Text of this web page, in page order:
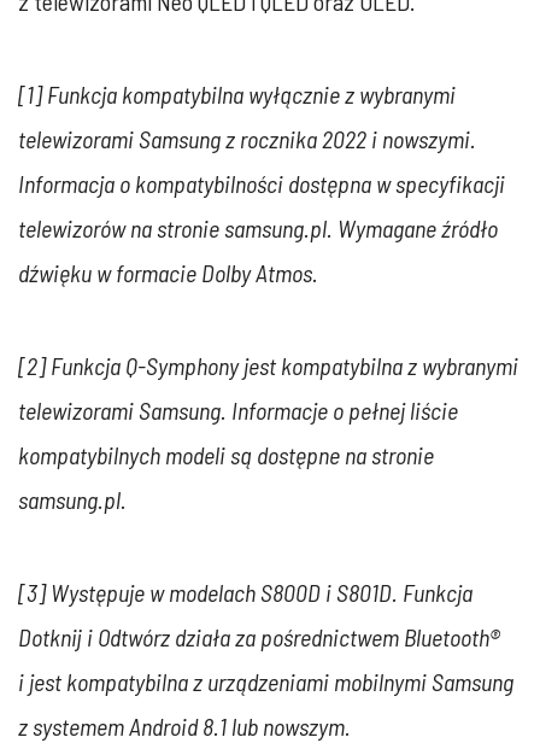
[1] Funkcja kompatybilna wyłącznie z wybranymi
telewizorami Samsung z rocznika 2022 i nowszymi.
Informacja o kompatybilności dostępna w specyfikacji
telewizorów na stronie samsung.pl. Wymagane źródło
dźwięku w formacie Dolby Atmos.
[2] Funkcja Q-Symphony jest kompatybilna z wybranymi
telewizorami Samsung. Informacje o pełnej liście
kompatybilnych modeli są dostępne na stronie
samsung.pl.
[3] Występuje w modelach S800D i S801D. Funkcja
Dotknij i Odtwórz działa za pośrednictwem Bluetooth®
i jest kompatybilna z urządzeniami mobilnymi Samsung
z systemem Android 8.1 lub nowszym.